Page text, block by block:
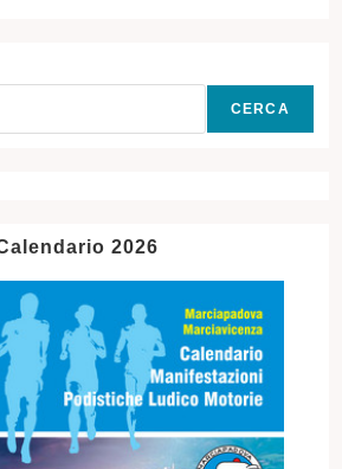
CERCA
2026